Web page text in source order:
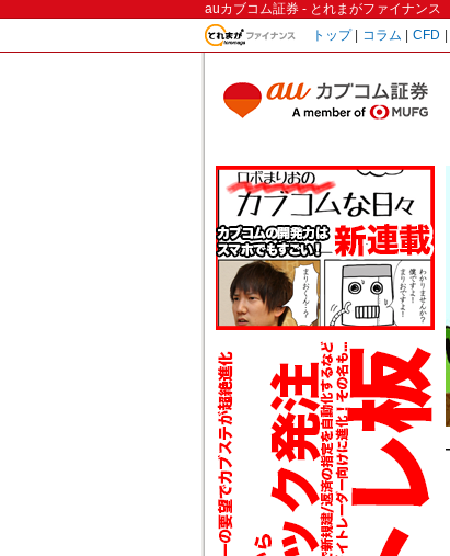
auカブコム証券 - とれまがファイナンス
トップ
コラム CFD